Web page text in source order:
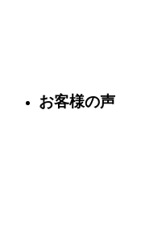
お客様の声